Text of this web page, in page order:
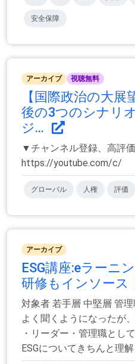
安全保障
アーカイブ 視聴無料
【国際政治の大展
後の3つのシナリ
ジ...
▼チャンネル登録、高評価
https://youtube.com/c/
グローバル 人権 評価
アーカイブ
ESG講座:eラーニ
研修もインソース
対象者 若手層 中堅層 管
よく聞くようになったが
・リーダー・管理職とし
ESGについてきちんと理